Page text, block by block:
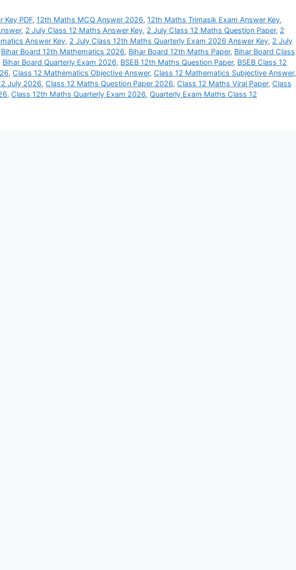
Key PDF, 12th Maths MCQ Answer 2026, 12th Maths Trimasik Exam Answer Key,
, 2 July Class 12 Maths Answer Key, 2 July Class 12 Maths Question Paper, 2
Answer Key, 2 July Class 12th Maths Quarterly Exam 2026 Answer Key, 2 July
Bihar Board 12th Mathematics 2026, Bihar Board 12th Maths Paper, Bihar Board Class
Bihar Board Quarterly Exam 2026, BSEB 12th Maths Question Paper, BSEB Class 12
, Class 12 Mathematics Objective Answer, Class 12 Mathematics Subjective Answer,
July 2026, Class 12 Maths Question Paper 2026, Class 12 Maths Viral Paper, Class
, Class 12th Maths Quarterly Exam 2026, Quarterly Exam Maths Class 12